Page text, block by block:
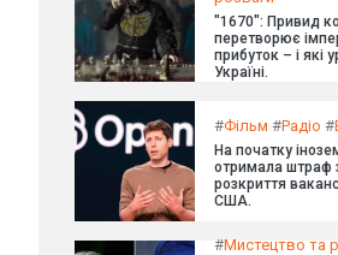
"1670": Привид
перетворює
прибуток – і які
Україні.
#Фільм #Радіо #
На початку
отримала штраф
розкриття
США.
#Мистецтво та